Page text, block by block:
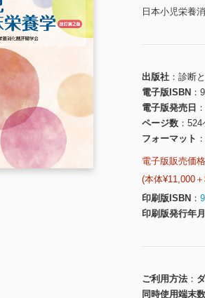
日本小児栄養
出版社
診断
電子版ISBN
電子版発売日
ページ数
524
フォーマット
電子版販売価格
(本体¥11,000
印刷版ISBN
印刷版発行年月
ご利用方法
同時使用端末数